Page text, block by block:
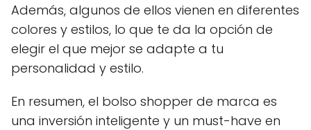
Además, algunos de ellos vienen en diferentes
colores y estilos, lo que te da la opción de
elegir el que mejor se adapte a tu
personalidad y estilo.
En resumen, el bolso shopper de marca es
una inversión inteligente y un must-have en